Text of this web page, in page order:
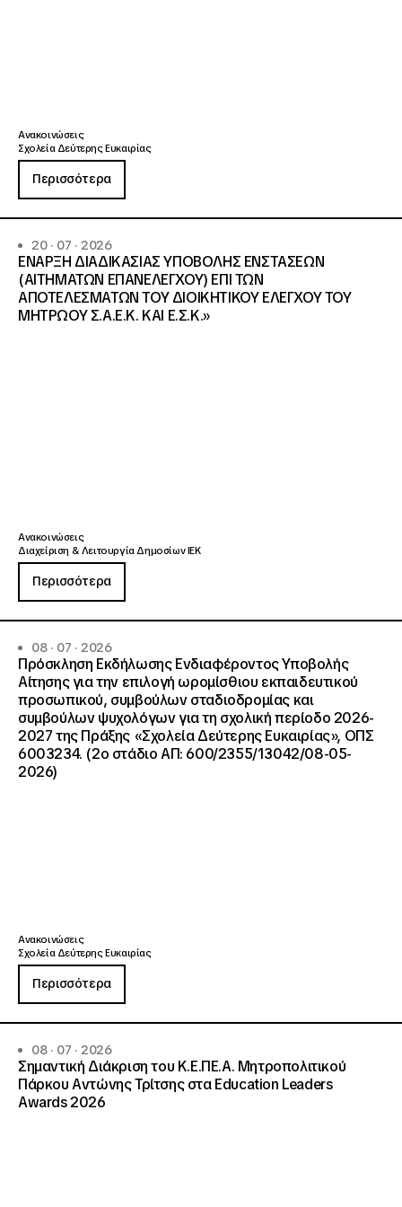
Ανακοινώσεις
Σχολεία Δεύτερης Ευκαιρίας
Περισσότερα
20 · 07 · 2026
ΕΝΑΡΞΗ ΔΙΑΔΙΚΑΣΙΑΣ ΥΠΟΒΟΛΗΣ ΕΝΣΤΑΣΕΩΝ
(ΑΙΤΗΜΑΤΩΝ ΕΠΑΝΕΛΕΓΧΟΥ) ΕΠΙ ΤΩΝ
ΑΠΟΤΕΛΕΣΜΑΤΩΝ ΤΟΥ ΔΙΟΙΚΗΤΙΚΟΥ ΕΛΕΓΧΟΥ ΤΟΥ
ΜΗΤΡΩΟΥ Σ.Α.Ε.Κ. ΚΑΙ Ε.Σ.Κ.»
Ανακοινώσεις
Διαχείριση & Λειτουργία Δημοσίων ΙΕΚ
Περισσότερα
08 · 07 · 2026
Πρόσκληση Εκδήλωσης Ενδιαφέροντος Υποβολής
Αίτησης για την επιλογή ωρομίσθιου εκπαιδευτικού
προσωπικού, συμβούλων σταδιοδρομίας και
συμβούλων ψυχολόγων για τη σχολική περίοδο 2026-
2027 της Πράξης «Σχολεία Δεύτερης Ευκαιρίας», ΟΠΣ
6003234. (2ο στάδιο ΑΠ: 600/2355/13042/08-05-
2026)
Ανακοινώσεις
Σχολεία Δεύτερης Ευκαιρίας
Περισσότερα
08 · 07 · 2026
Σημαντική Διάκριση του Κ.Ε.ΠΕ.Α. Μητροπολιτικού
Πάρκου Αντώνης Τρίτσης στα Education Leaders
Awards 2026